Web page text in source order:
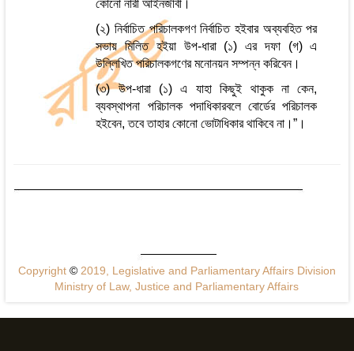
কোনো নারী আইনজীবী।
(২) নির্বাচিত পরিচালকগণ নির্বাচিত হইবার অব্যবহিত পর
সভায় মিলিত হইয়া উপ-ধারা (১) এর দফা (গ) এ
উল্লিখিত পরিচালকগণের মনোনয়ন সম্পন্ন করিবেন।
(৩) উপ-ধারা (১) এ যাহা কিছুই থাকুক না কেন,
ব্যবস্থাপনা পরিচালক পদাধিকারবলে বোর্ডের পরিচালক
হইবেন, তবে তাহার কোনো ভোটাধিকার থাকিবে না।”।
Copyright ©2019, Legislative and Parliamentary Affairs Division
Ministry of Law, Justice and Parliamentary Affairs